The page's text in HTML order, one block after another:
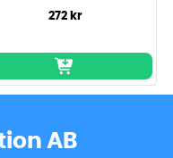
272 kr
AB